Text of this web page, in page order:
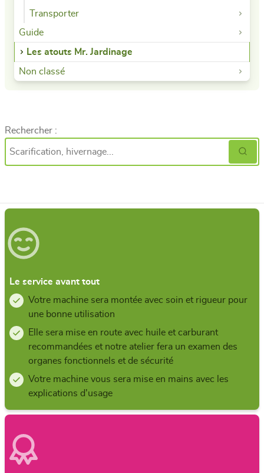
Transporter
Guide
Les atouts Mr. Jardinage
Non classé
Rechercher :
Le service avant tout
Votre machine sera montée avec soin et rigueur pour
une bonne utilisation
Elle sera mise en route avec huile et carburant
recommandées et notre atelier fera un examen des
organes fonctionnels et de sécurité
Votre machine vous sera mise en mains avec les
explications d'usage